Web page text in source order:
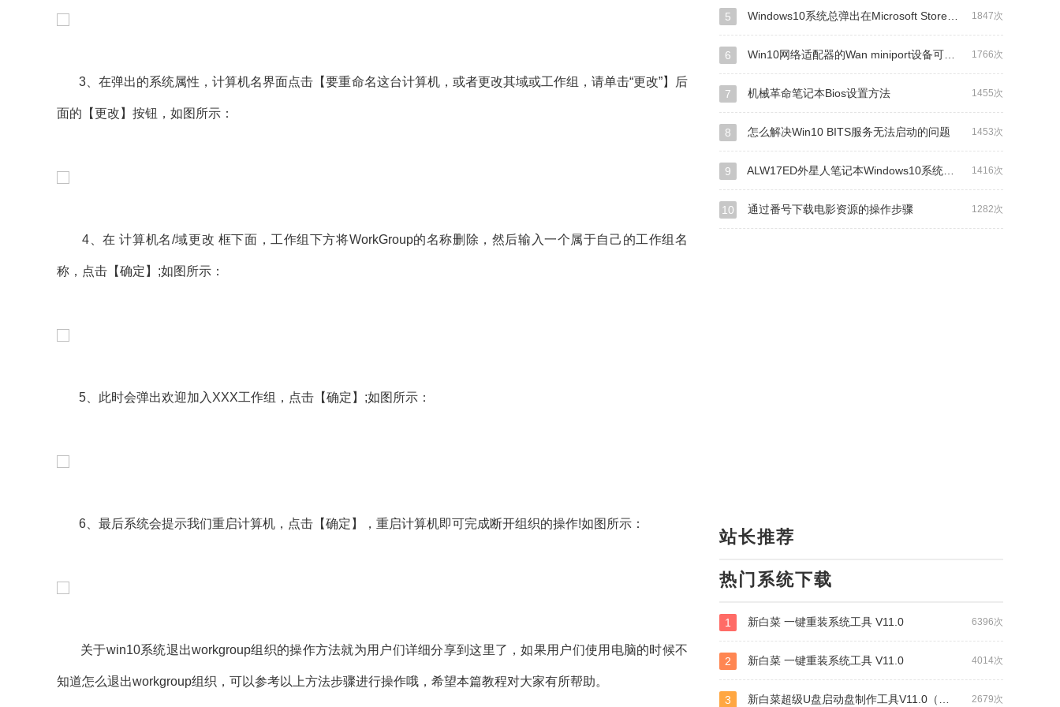
3、在弹出的系统属性，计算机名界面点击【要重命名这台计算机，或者更改其域或工作组，请单击“更改”】后
面的【更改】按钮，如图所示：
4、在 计算机名/域更改 框下面，工作组下方将WorkGroup的名称删除，然后输入一个属于自己的工作组名
称，点击【确定】;如图所示：
5、此时会弹出欢迎加入XXX工作组，点击【确定】;如图所示：
6、最后系统会提示我们重启计算机，点击【确定】，重启计算机即可完成断开组织的操作!如图所示：
关于win10系统退出workgroup组织的操作方法就为用户们详细分享到这里了，如果用户们使用电脑的时候不
知道怎么退出workgroup组织，可以参考以上方法步骤进行操作哦，希望本篇教程对大家有所帮助。
1847次
5 Windows10系统总弹出在Microsoft Store查应用的解决方法
1766次
6 Win10网络适配器的Wan miniport设备可以删除吗？
1455次
7 机械革命笔记本Bios设置方法
1453次
8 怎么解决Win10 BITS服务无法启动的问题
1416次
9 ALW17ED外星人笔记本Windows10系统改Windows7系统的
1282次
10 通过番号下载电影资源的操作步骤
站长推荐
热门系统下载
6396次
1 新白菜 一键重装系统工具 V11.0
4014次
2 新白菜 一键重装系统工具 V11.0
2679次
3 新白菜超级U盘启动盘制作工具V11.0（装机+UEFI网络版）